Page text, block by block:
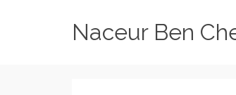
Naceur Ben